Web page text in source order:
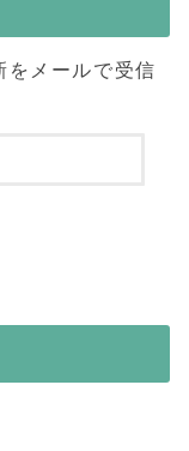
をメールで受信